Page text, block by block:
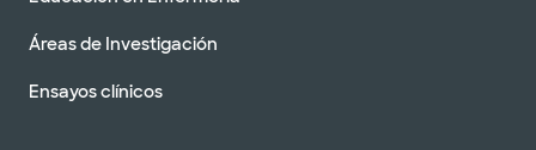
Áreas de Investigación
Ensayos clínicos